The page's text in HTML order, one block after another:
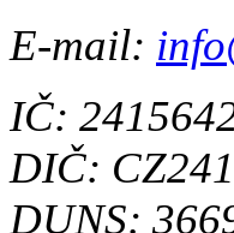
E-mail:
IČ:
DIČ:
DUNS: